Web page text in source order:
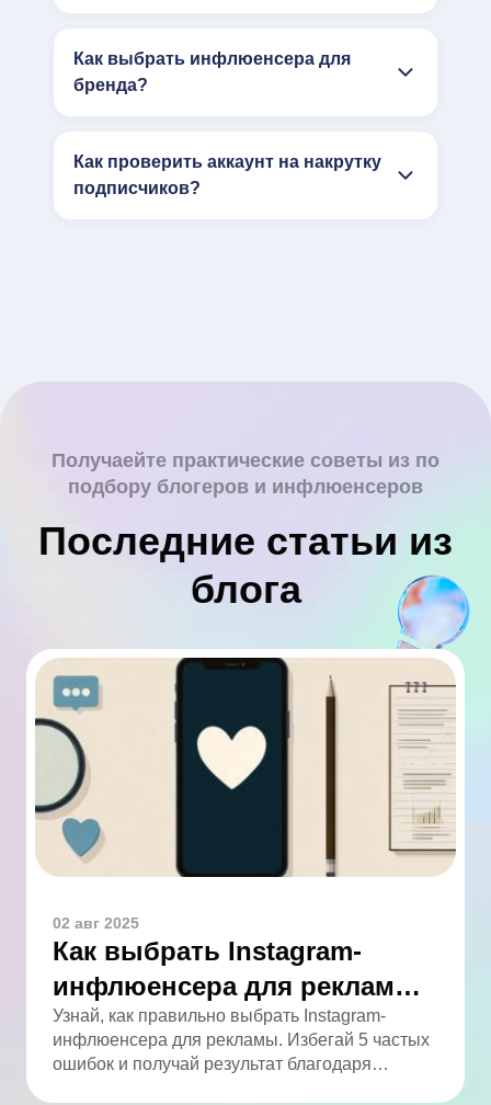
Как выбрать инфлюенсера для
бренда?
Как проверить аккаунт на накрутку
подписчиков?
Получаейте практические советы из по
подбору блогеров и инфлюенсеров
Последние статьи из
блога
02 авг 2025
Как выбрать Instagram-
инфлюенсера для рекламы:
5 ошибок, которых легко
избежать
Узнай, как правильно выбрать Instagram-
инфлюенсера для рекламы. Избегай 5 частых
ошибок и получай результат благодаря